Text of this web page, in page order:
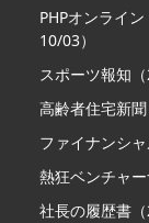
PHPオンライ
10/03）
スポーツ報知
高齢者住宅新
ファイナンシ
熱狂ベンチャ
社長の履歴書